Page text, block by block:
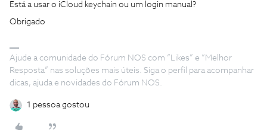
Está a usar o iCloud keychain ou um login manual?
Obrigado
Ajude a comunidade do Fórum NOS com “Likes” e “Melhor
Resposta” nas soluções mais úteis. Siga o perfil para acompanhar
dicas, ajuda e novidades do Fórum NOS.
1 pessoa gostou